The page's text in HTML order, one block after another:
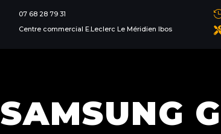
07 68 28 79 31
Centre commercial E.Leclerc Le Méridien Ibos
SAMSUNG